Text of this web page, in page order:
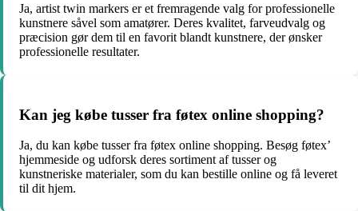
Ja, artist twin markers er et fremragende valg for professionelle
kunstnere såvel som amatører. Deres kvalitet, farveudvalg og
præcision gør dem til en favorit blandt kunstnere, der ønsker
professionelle resultater.
Kan jeg købe tusser fra føtex online shopping?
Ja, du kan købe tusser fra føtex online shopping. Besøg føtex’
hjemmeside og udforsk deres sortiment af tusser og
kunstneriske materialer, som du kan bestille online og få leveret
til dit hjem.